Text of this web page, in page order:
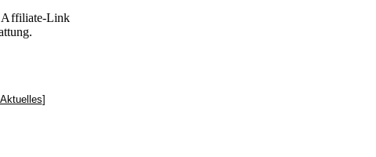
Affiliate-Link
Aktuelles]